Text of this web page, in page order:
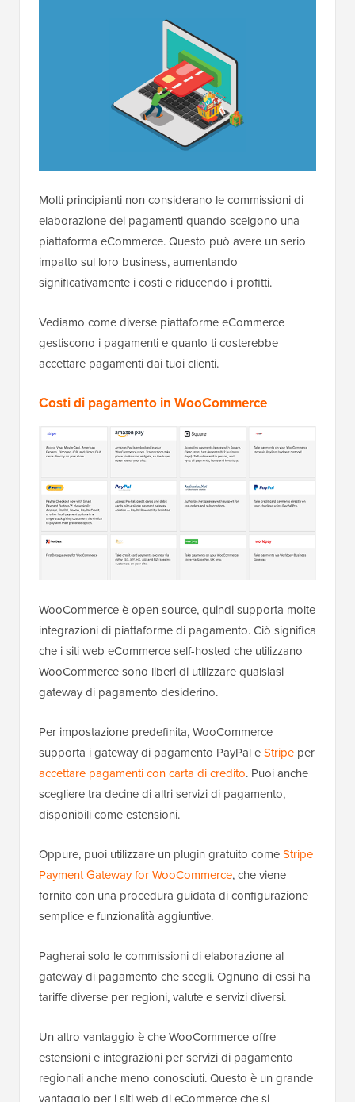
Molti principianti non considerano le commissioni di
elaborazione dei pagamenti quando scelgono una
piattaforma eCommerce. Questo può avere un serio
impatto sul loro business, aumentando
significativamente i costi e riducendo i profitti.
Vediamo come diverse piattaforme eCommerce
gestiscono i pagamenti e quanto ti costerebbe
accettare pagamenti dai tuoi clienti.
Costi di pagamento in WooCommerce
WooCommerce è open source, quindi supporta molte
integrazioni di piattaforme di pagamento. Ciò significa
che i siti web eCommerce self-hosted che utilizzano
WooCommerce sono liberi di utilizzare qualsiasi
gateway di pagamento desiderino.
Per impostazione predefinita, WooCommerce
supporta i gateway di pagamento PayPal eStripe per
accettare pagamenti con carta di credito. Puoi anche
scegliere tra decine di altri servizi di pagamento,
disponibili come estensioni.
Oppure, puoi utilizzare un plugin gratuito comeStripe
Payment Gateway for WooCommerce, che viene
fornito con una procedura guidata di configurazione
semplice e funzionalità aggiuntive.
Pagherai solo le commissioni di elaborazione al
gateway di pagamento che scegli. Ognuno di essi ha
tariffe diverse per regioni, valute e servizi diversi.
Un altro vantaggio è che WooCommerce offre
estensioni e integrazioni per servizi di pagamento
regionali anche meno conosciuti. Questo è un grande